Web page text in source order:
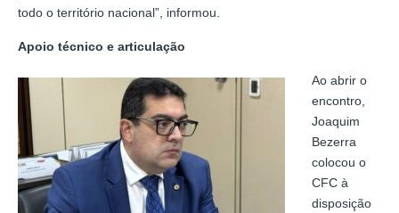
todo o território nacional”, informou.
Apoio técnico e articulação
Ao abrir o
encontro,
Joaquim
Bezerra
colocou o
CFC à
disposição